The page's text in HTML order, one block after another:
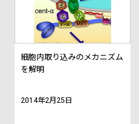
細胞内取り込みのメカニズム
を解明
2014年2月25日